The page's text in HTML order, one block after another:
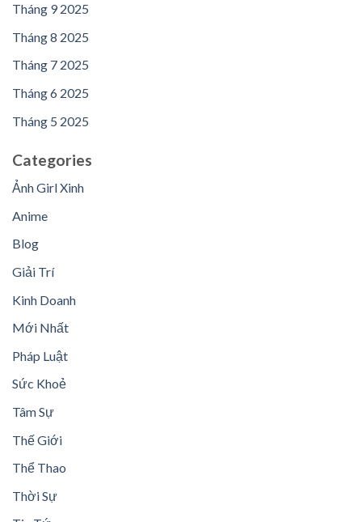
Tháng 9 2025
Tháng 8 2025
Tháng 7 2025
Tháng 6 2025
Tháng 5 2025
Categories
Ảnh Girl Xinh
Anime
Blog
Giải Trí
Kinh Doanh
Mới Nhất
Pháp Luật
Sức Khoẻ
Tâm Sự
Thế Giới
Thể Thao
Thời Sự